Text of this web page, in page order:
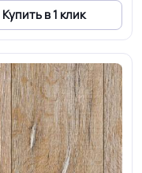
Купить в 1 клик